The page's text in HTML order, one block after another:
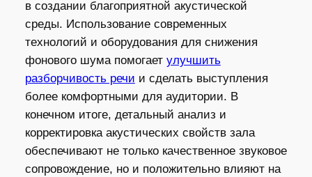
в создании благоприятной акустической
среды. Использование современных
технологий и оборудования для снижения
фонового шума помогает улучшить
разборчивость речи и сделать выступления
более комфортными для аудитории. В
конечном итоге, детальный анализ и
корректировка акустических свойств зала
обеспечивают не только качественное звуковое
сопровождение, но и положительно влияют на